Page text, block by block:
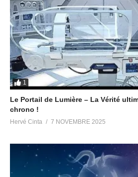
1
Le Portail de Lumière – La Vérité
chrono !
Hervé Cinta 7 NOVEMBRE 2025